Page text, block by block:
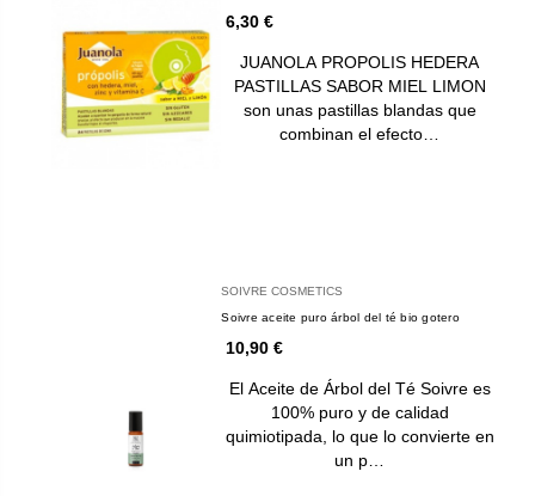
6,30 €
JUANOLA PROPOLIS HEDERA
PASTILLAS SABOR MIEL LIMON
son unas pastillas blandas que
combinan el efecto…
SOIVRE COSMETICS
Soivre aceite puro árbol del té bio gotero
10,90 €
El Aceite de Árbol del Té Soivre es
100% puro y de calidad
quimiotipada, lo que lo convierte en
un p…